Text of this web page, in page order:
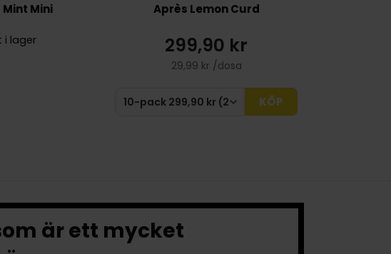
Mini
i lager
Après Lemon Curd
299,90 kr
29,99 kr /dosa
KÖP
är ett mycket